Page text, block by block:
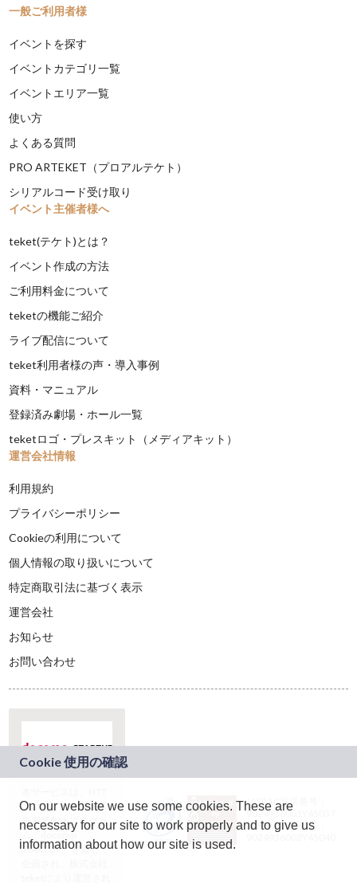
一般ご利用者様
イベントを探す
イベントカテゴリ一覧
イベントエリア一覧
使い方
よくある質問
PRO ARTEKET（プロアルテケト）
シリアルコード受け取り
イベント主催者様へ
teket(テケト)とは？
イベント作成の方法
ご利用料金について
teketの機能ご紹介
ライブ配信について
teket利用者様の声・導入事例
資料・マニュアル
登録済み劇場・ホール一覧
teketロゴ・プレスキット（メディアキット）
運営会社情報
利用規約
プライバシーポリシー
Cookieの利用について
個人情報の取り扱いについて
特定商取引法に基づく表示
運営会社
お知らせ
お問い合わせ
ドコモグループの新
規事業創出プログラ
ム「docomo
STARTUP」を通じて
JASRAC許諾番号：
9024936001Y45037
JASRAC許諾番号：
On our website we use some cookies. These are
necessary for our site to work properly and to give us
information about how our site is used.